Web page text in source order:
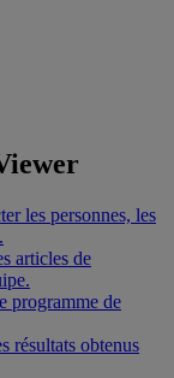
les personnes, les
articles de
programme de
résultats obtenus